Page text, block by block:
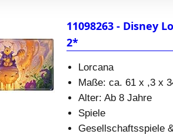
11098263 - Disney
2*
Lorcana
Maße: ca. 61 x ,3 x
Alter: Ab 8 Jahre
Spiele
Gesellschaftsspiele